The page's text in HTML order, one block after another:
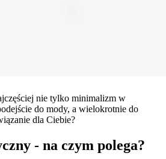
nie tylko minimalizm w
do mody, a wielokrotnie do
dla Ciebie?
- na czym polega?